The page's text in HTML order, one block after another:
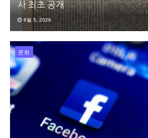
사 최초 공개
8월 5, 2026
문화